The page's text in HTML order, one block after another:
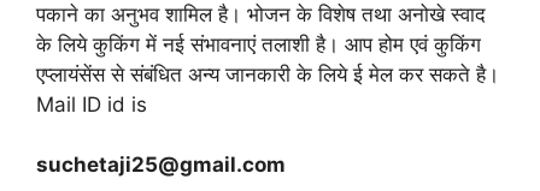
पकाने का अनुभव शामिल है। भोजन के विशेष तथा अनोखे स्वाद
के लिये कुकिंग में नई संभावनाएं तलाशी है। आप होम एवं कुकिंग
एप्लायंसेंस से संबंधित अन्य जानकारी के लिये ई मेल कर सकते है।
Mail ID id is
suchetaji25@gmail.com